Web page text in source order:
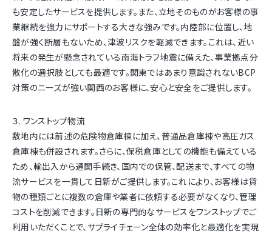
も安定したサービスを提供します。また、立地そのものがお客様の事
業継続を強力にサポートする大きな強みです。内陸部に位置し、地
盤が強く断層もないため、津波リスクを軽減できます。これは、近い
将来の発生が懸念されている南海トラフ地震に備えた、事業拠点分
散化の選択肢としても最適です。関東ではあまり意識されないBCP
対策のニーズが強い関西のお客様に、安心と安全をご提供します。
３. ワンストップ物流
敷地内には前述の危険物倉庫棟に加え、普通品倉庫棟や高圧ガス
倉庫棟も併設されます。さらに、保税倉庫としての機能も備えている
ため、輸出入から通関手続き、国内での保管、配送まで、すべての物
流サービスを一貫して日新がご提供します。これにより、お客様は貨
物の種類ごとに複数の倉庫や業者に依頼する必要がなくなり、管理
コストを削減できます。日新の専門的なサービスをワンストップでご
利用いただくことで、サプライチェーン全体の効率化と最適化を実現